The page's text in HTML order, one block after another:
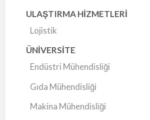
ULAŞTIRMA HİZMETLERİ
Lojistik
ÜNİVERSİTE
Endüstri Mühendisliği
Gıda Mühendisliği
Makina Mühendisliği